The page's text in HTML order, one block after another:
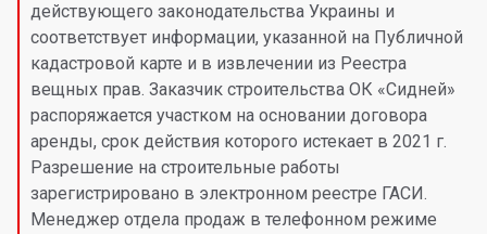
действующего законодательства Украины и
соответствует информации, указанной на Публичной
кадастровой карте и в извлечении из Реестра
вещных прав. Заказчик строительства ОК «Сидней»
распоряжается участком на основании договора
аренды, срок действия которого истекает в 2021 г.
Разрешение на строительные работы
зарегистрировано в электронном реестре ГАСИ.
Менеджер отдела продаж в телефонном режиме